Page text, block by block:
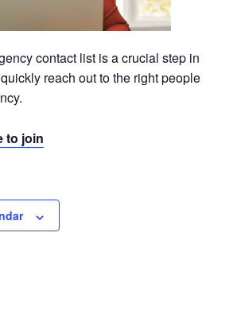
contact list is a crucial step in
reach out to the right people
to join